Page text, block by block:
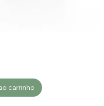
carrinho